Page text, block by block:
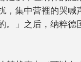
，集中营裡的哭喊
。」之后，纳粹德